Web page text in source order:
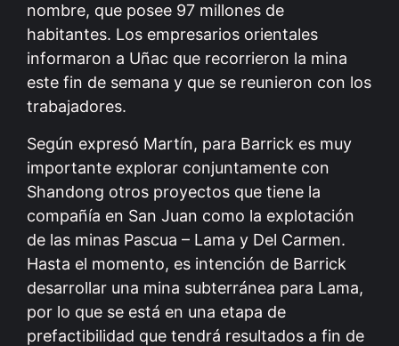
nombre, que posee 97 millones de
habitantes. Los empresarios orientales
informaron a Uñac que recorrieron la mina
este fin de semana y que se reunieron con los
trabajadores.
Según expresó Martín, para Barrick es muy
importante explorar conjuntamente con
Shandong otros proyectos que tiene la
compañía en San Juan como la explotación
de las minas Pascua – Lama y Del Carmen.
Hasta el momento, es intención de Barrick
desarrollar una mina subterránea para Lama,
por lo que se está en una etapa de
prefactibilidad que tendrá resultados a fin de